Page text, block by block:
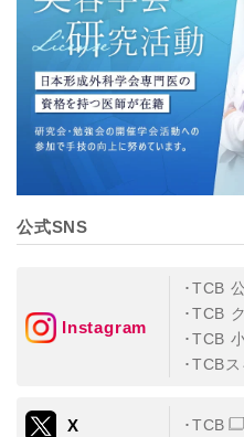
TCBグループは、取り扱
に蓄積・保管し、当該個
失・破壊・改ざんおよび
つ適切な組織的・人的・
ます。
【個人情報の共同利用につ
TCBグループは、【利用目
得情報を共同して利用する
なお、共同利用にあたっ
す。
一般社団法人メディカルア
①共同して利用される情報
②共同して利用する者の範囲
公式SNS
Instagram
TCB
TCB
TCB
TCB
X TCB